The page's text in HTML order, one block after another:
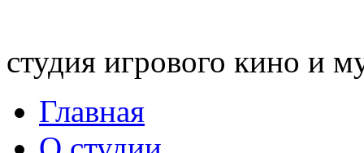
студия игрового кино и
Главная